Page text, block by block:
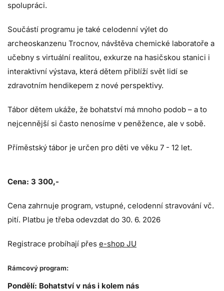
spolupráci.
Součástí programu je také celodenní výlet do
archeoskanzenu Trocnov, návštěva chemické laboratoře a
učebny s virtuální realitou, exkurze na hasičskou stanici i
interaktivní výstava, která dětem přiblíží svět lidí se
zdravotním hendikepem z nové perspektivy.
Tábor dětem ukáže, že bohatství má mnoho podob – a to
nejcennější si často nenosíme v peněžence, ale v sobě.
Příměstský tábor je určen pro děti ve věku 7 - 12 let.
Cena: 3 300,-
Cena zahrnuje program, vstupné, celodenní stravování vč.
pití. Platbu je třeba odevzdat do 30. 6. 2026
Registrace probíhají přes e-shop JU
Rámcový program:
Pondělí: Bohatství v nás i kolem nás